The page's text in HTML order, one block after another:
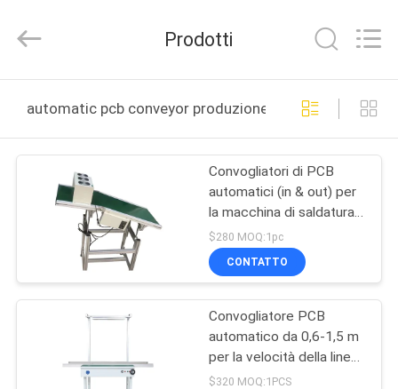
PRODOTTI
VIDEO
DI
CHARMHIGH
All
Prodotti
automatic pcb conveyor produzione online
Convogliatori di PCB
automatici (in & out) per
la macchina di saldatura a
onde per la linea di
assemblaggio PCB DIP
$280 MOQ:1pc
CONTATTO
Convogliatore PCB
automatico da 0,6-1,5 m
per la velocità della linea
di produzione SMT
$320 MOQ:1PCS